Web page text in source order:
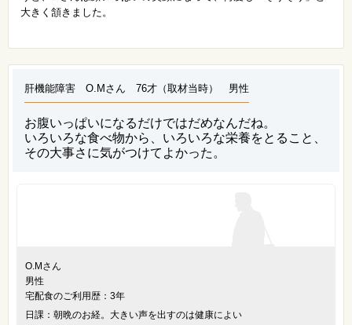
大きく頷きました。
肝機能障害 O.Mさん 76才（取材当時） 男性
お腹いっぱいになるだけではだめなんだね。
いろいろな食べ物から、いろいろな栄養をとること、
その大事さに気がつけてよかった。
O.Mさん
男性
宅配食のご利用歴：3年
日課：朝晩のお経。大きい声を出すのは健康によい